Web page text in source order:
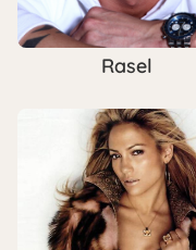
Rasel